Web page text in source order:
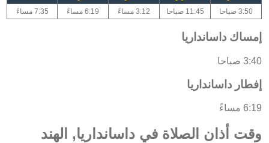
3:50 صباحا
11:45 صباحا 3:12 مساءً 6:19 مساءً 7:35 مساءً
إمساك داسانداريا
3:40 صباحا
إفطار داسانداريا
6:19 مساءً
وقت أذان الصلاة في داسانداريا, الهند